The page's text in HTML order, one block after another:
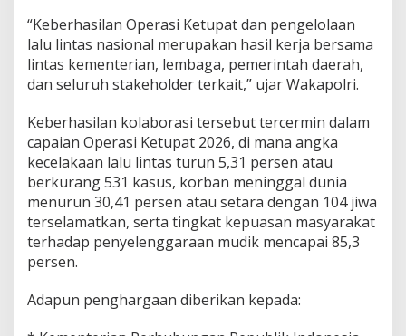
p
e
a
s
K
e
u
p
a
2
0
,
“Keberhasilan Operasi Ketupat dan pengelolaan
lalu lintas nasional merupakan hasil kerja bersama
lintas kementerian, lembaga, pemerintah daerah,
dan seluruh stakeholder terkait,” ujar Wakapolri.
Keberhasilan kolaborasi tersebut tercermin dalam
capaian Operasi Ketupat 2026, di mana angka
kecelakaan lalu lintas turun 5,31 persen atau
berkurang 531 kasus, korban meninggal dunia
menurun 30,41 persen atau setara dengan 104 jiwa
terselamatkan, serta tingkat kepuasan masyarakat
terhadap penyelenggaraan mudik mencapai 85,3
persen.
Adapun penghargaan diberikan kepada: